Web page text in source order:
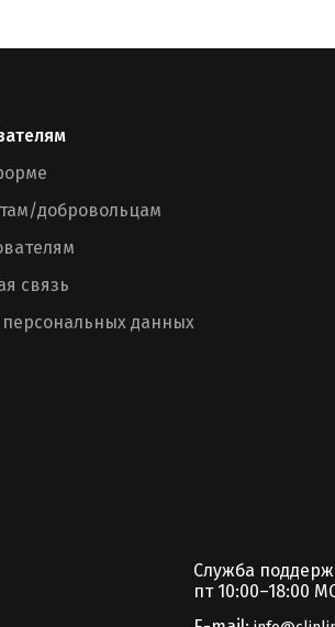
добровольцам
связь
данных
Служба
пт 10:00–18:00